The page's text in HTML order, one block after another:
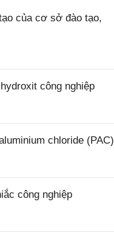
của cơ sở đào tạo,
công nghiệp
chloride (PAC)
công nghiệp